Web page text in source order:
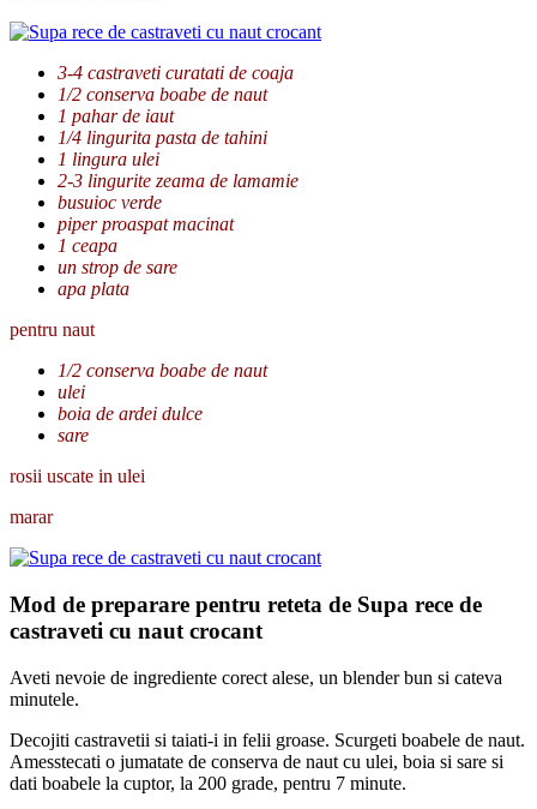
3-4 castraveti curatati de coaja
1/2 conserva boabe de naut
1 pahar de iaut
1/4 lingurita pasta de tahini
1 lingura ulei
2-3 lingurite zeama de lamamie
busuioc verde
piper proaspat macinat
1 ceapa
un strop de sare
apa plata
pentru naut
1/2 conserva boabe de naut
ulei
boia de ardei dulce
sare
rosii uscate in ulei
marar
Mod de preparare pentru reteta de Supa rece de
castraveti cu naut crocant
Aveti nevoie de ingrediente corect alese, un blender bun si cateva
minutele.
Decojiti castravetii si taiati-i in felii groase. Scurgeti boabele de naut.
Amesstecati o jumatate de conserva de naut cu ulei, boia si sare si
dati boabele la cuptor, la 200 grade, pentru 7 minute.